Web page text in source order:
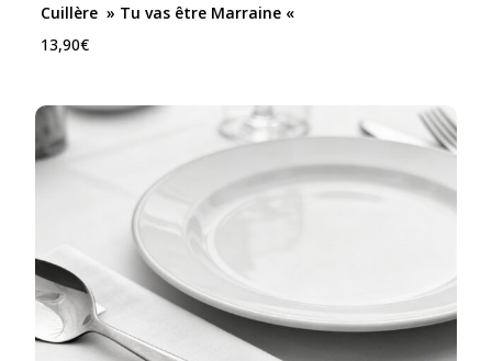
Cuillère » Tu vas être Marraine «
13,90€